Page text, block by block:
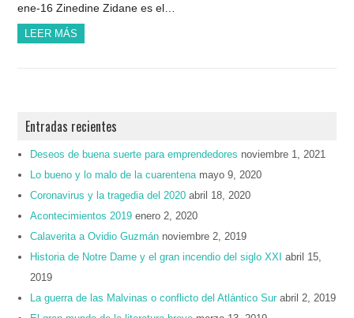
ene-16 Zinedine Zidane es el…
LEER MÁS
Entradas recientes
Deseos de buena suerte para emprendedores noviembre 1, 2021
Lo bueno y lo malo de la cuarentena mayo 9, 2020
Coronavirus y la tragedia del 2020 abril 18, 2020
Acontecimientos 2019 enero 2, 2020
Calaverita a Ovidio Guzmán noviembre 2, 2019
Historia de Notre Dame y el gran incendio del siglo XXI
abril 15,
2019
La guerra de las Malvinas o conflicto del Atlántico Sur abril 2, 2019